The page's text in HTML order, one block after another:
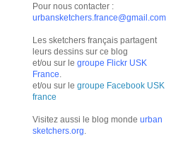
Pour nous contacter :
urbansketchers.france@gmail.com
Les sketchers français partagent
leurs dessins sur ce blog
et/ou sur le groupe Flickr USK
France
et/ou sur le groupe Facebook USK
france
Visitez aussi le blog monde urban
sketchers.org